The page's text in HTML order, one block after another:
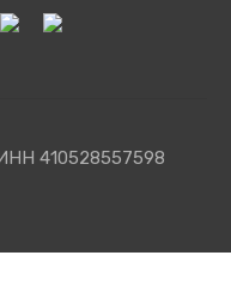
410528557598